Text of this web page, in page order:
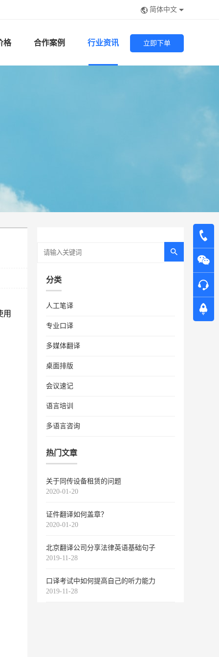
简体中文
格 合作案例 行业资讯 立即下单
用
分类
人工笔译
专业口译
多媒体翻译
桌面排版
会议速记
语言培训
多语言咨询
热门文章
关于同传设备租赁的问题
2020-01-20
证件翻译如何盖章？
2020-01-20
北京翻译公司分享法律英语基础句子
2019-11-28
口译考试中如何提高自己的听力能力
2019-11-28